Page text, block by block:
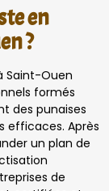
en
?
Saint-Ouen
formés
des punaises
efficaces. Après
un plan de
de